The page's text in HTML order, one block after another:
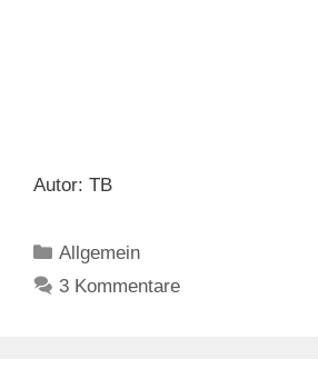
Autor: TB
Kategorien
Allgemein
3 Kommentare